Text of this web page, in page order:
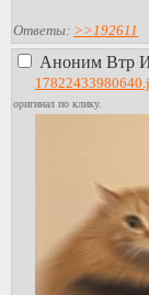
Ответы: >>192611
Аноним Втр
оригинал по клику.